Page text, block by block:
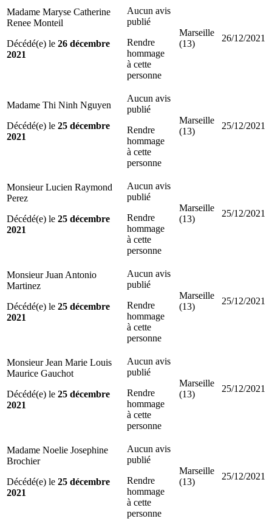
Madame Maryse Catherine
Renee Monteil
Décédé(e) le 26 décembre
2021
Aucun avis
publié
Rendre
hommage
à cette
personne
Marseille
(13)
26/12/2021
Madame Thi Ninh Nguyen
Décédé(e) le 25 décembre
2021
Aucun avis
publié
Rendre
hommage
à cette
personne
Marseille
(13)
25/12/2021
Monsieur Lucien Raymond
Perez
Décédé(e) le 25 décembre
2021
Aucun avis
publié
Rendre
hommage
à cette
personne
Marseille
(13)
25/12/2021
Monsieur Juan Antonio
Martinez
Décédé(e) le 25 décembre
2021
Aucun avis
publié
Rendre
hommage
à cette
personne
Marseille
(13)
25/12/2021
Monsieur Jean Marie Louis
Maurice Gauchot
Décédé(e) le 25 décembre
2021
Aucun avis
publié
Rendre
hommage
à cette
personne
Marseille
(13)
25/12/2021
Madame Noelie Josephine
Brochier
Décédé(e) le 25 décembre
2021
Aucun avis
publié
Rendre
hommage
à cette
personne
Marseille
(13)
25/12/2021